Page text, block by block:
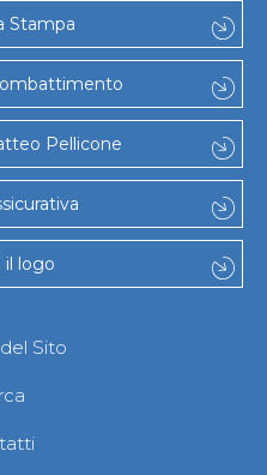
Stampa
Pellicone
il logo
Sito